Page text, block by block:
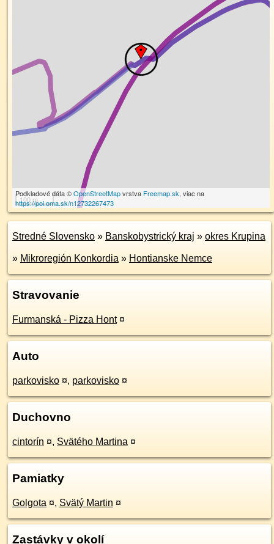
100 m
Podkladové dáta ©OpenStreetMapvrstva Freemap.sk, viac na
https://poi.oma.sk/n12732267473
Stredné Slovensko » Banskobystrický kraj » okres Krupina
» Mikroregión Konkordia » Hontianske Nemce
Stravovanie
Furmanská - Pizza Hont ¤
Auto
parkovisko ¤, parkovisko ¤
Duchovno
cintorín ¤, Svätého Martina ¤
Pamiatky
Golgota ¤, Svätý Martin ¤
Zastávky v okolí